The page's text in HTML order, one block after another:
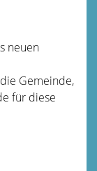
neuen
Gemeinde,
für diese